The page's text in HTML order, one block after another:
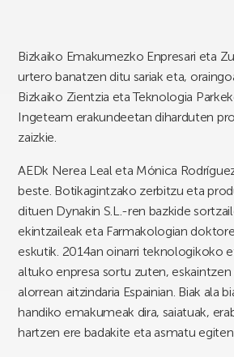
Bizkaiko Emakumezko Enpresari eta
urtero banatzen ditu sariak eta,
Bizkaiko Zientzia eta Teknologia
Ingeteam erakundeetan diharduten
zaizkie.
AEDk Nerea Leal eta Mónica
beste. Botikagintzako zerbitzu eta
dituen Dynakin S.L.-ren bazkide
ekintzaileak eta Farmakologian
eskutik. 2014an oinarri teknologikoko
altuko enpresa sortu zuten,
alorrean aitzindaria Espainian. Biak ala
handiko emakumeak dira, saiatuak,
hartzen ere badakite eta asmatu